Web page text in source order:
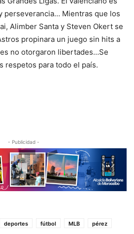
perseverancia… Mientras que los
Alimber Santa y Steven Okert se
propinara un juego sin hits a
no otorgaron libertades…Se
respetos para todo el país.
- Publicidad -
deportes fútbol MLB
pérez